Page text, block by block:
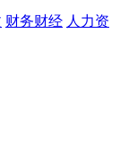
财务财经 人力资